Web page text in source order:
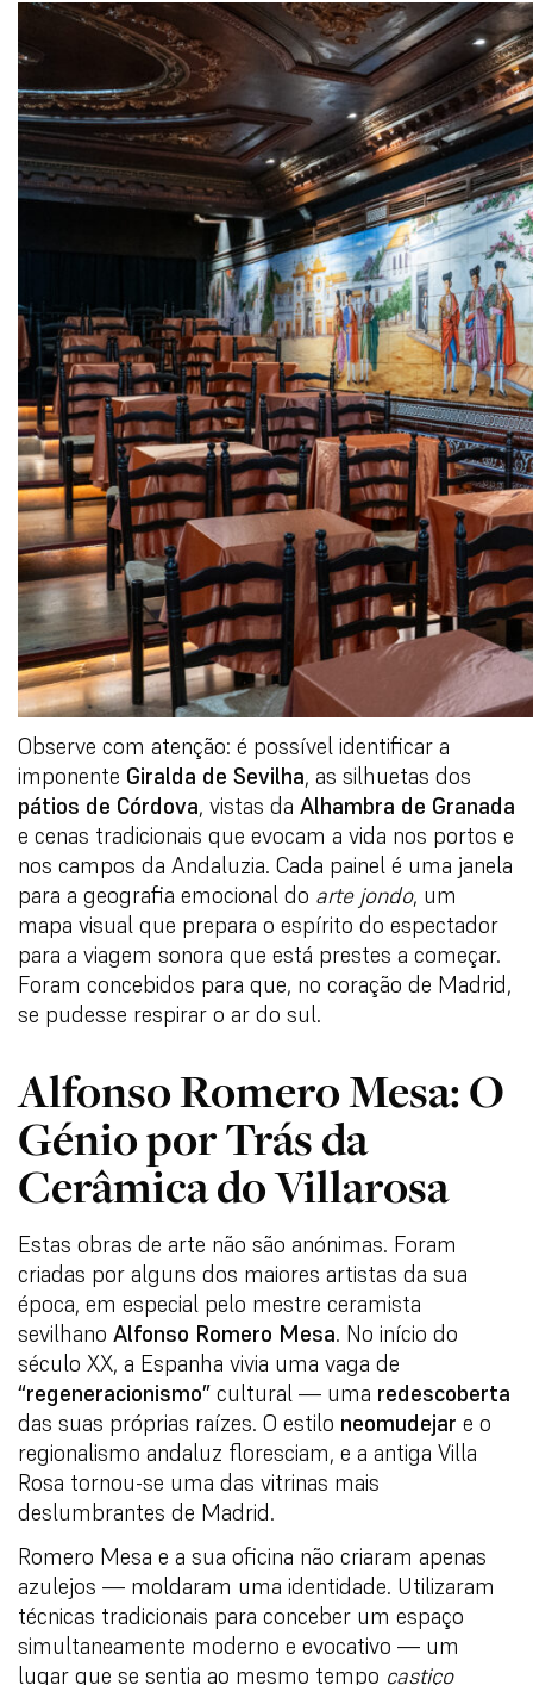
Observe com atenção: é possível identificar a
imponente Giralda de Sevilha, as silhuetas dos
pátios de Córdova, vistas da Alhambra de Granada
e cenas tradicionais que evocam a vida nos portos e
nos campos da Andaluzia. Cada painel é uma janela
para a geografia emocional do arte jondo, um
mapa visual que prepara o espírito do espectador
para a viagem sonora que está prestes a começar.
Foram concebidos para que, no coração de Madrid,
se pudesse respirar o ar do sul.
Alfonso Romero Mesa: O
Génio por Trás da
Cerâmica do Villarosa
Estas obras de arte não são anónimas. Foram
criadas por alguns dos maiores artistas da sua
época, em especial pelo mestre ceramista
sevilhano Alfonso Romero Mesa. No início do
século XX, a Espanha vivia uma vaga de
“regeneracionismo” cultural — uma redescoberta
das suas próprias raízes. O estilo neomudejar e o
regionalismo andaluz floresciam, e a antiga Villa
Rosa tornou-se uma das vitrinas mais
deslumbrantes de Madrid.
Romero Mesa e a sua oficina não criaram apenas
azulejos — moldaram uma identidade. Utilizaram
técnicas tradicionais para conceber um espaço
simultaneamente moderno e evocativo — um
lugar que se sentia ao mesmo tempo castiço